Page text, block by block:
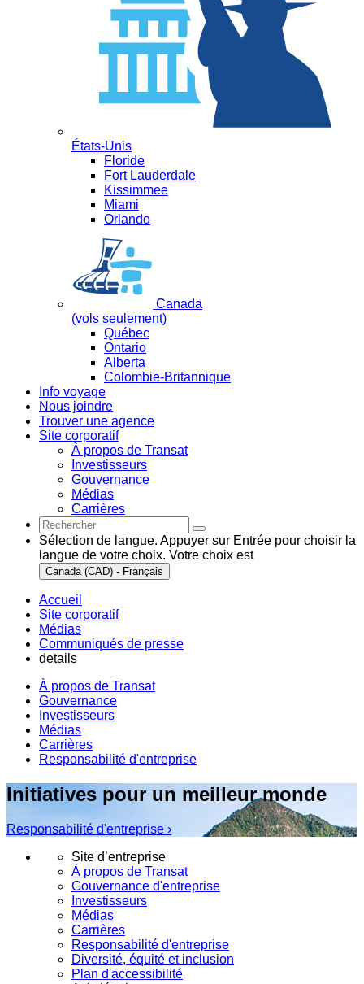
États-Unis
Floride
Fort Lauderdale
Kissimmee
Miami
Orlando
Canada
(vols seulement)
Québec
Ontario
Alberta
Colombie-Britannique
Info voyage
Nous joindre
Trouver une agence
Site corporatif
À propos de Transat
Investisseurs
Gouvernance
Médias
Carrières
Sélection de langue. Appuyer sur Entrée pour choisir la
langue de votre choix. Votre choix est
Canada (CAD) - Français
Accueil
Site corporatif
Médias
Communiqués de presse
details
À propos de Transat
Gouvernance
Investisseurs
Médias
Carrières
Responsabilité d'entreprise
Initiatives pour un meilleur monde
Responsabilité d'entreprise ›
Site d’entreprise
À propos de Transat
Gouvernance d'entreprise
Investisseurs
Médias
Carrières
Responsabilité d'entreprise
Diversité, équité et inclusion
Plan d'accessibilité